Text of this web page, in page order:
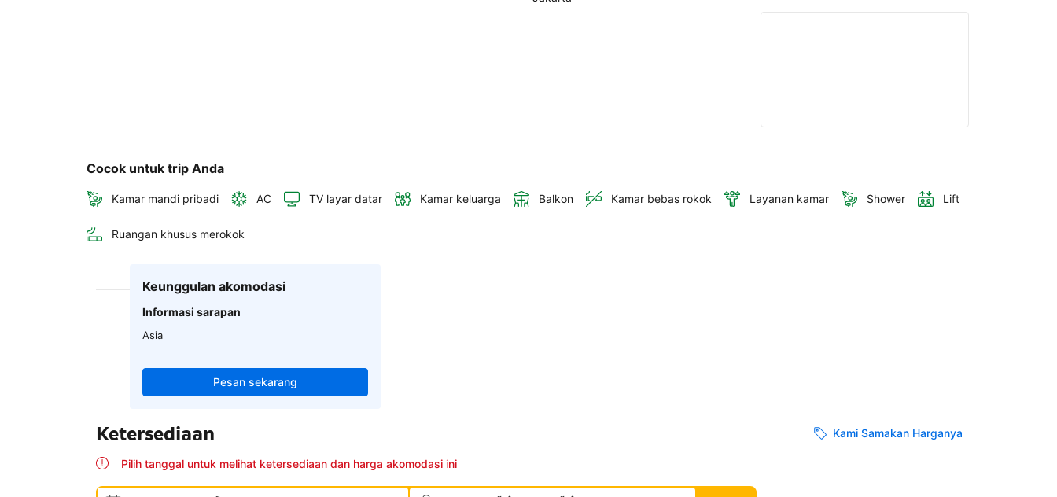
Cocok untuk trip Anda
Kamar mandi pribadi AC TV layar datar Kamar keluarga Balkon Kamar bebas rokok Layanan kamar Shower Lift
Ruangan khusus merokok
Keunggulan akomodasi
Informasi sarapan
Asia
Pesan sekarang
Ketersediaan Kami Samakan Harganya
Pilih tanggal untuk melihat ketersediaan dan harga akomodasi ini